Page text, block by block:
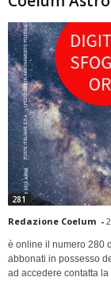
281
Redazione Coelum -
è online il numero 280
abbonati in possesso
ad accedere contatta